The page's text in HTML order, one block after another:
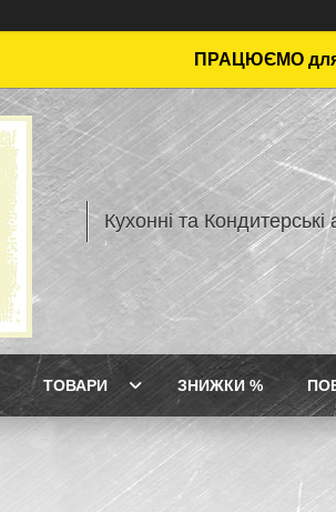
ПРАЦЮЄМО
Кухонні та
ТОВАРИ ЗНИЖКИ %